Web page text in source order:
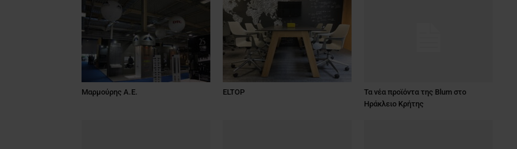
Μαρμούρης Α.Ε. ELTOP
Τα νέα προϊόντα της Βlum στο
Ηράκλειο Κρήτης